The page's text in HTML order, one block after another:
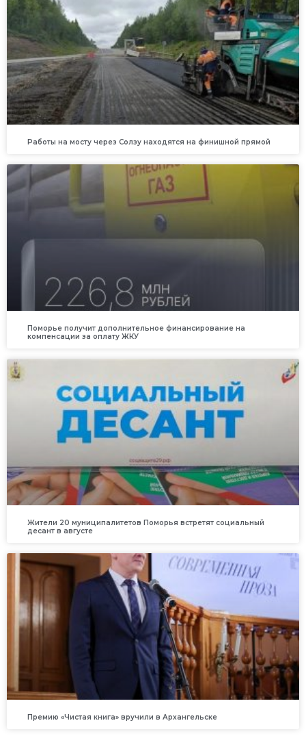
Работы на мосту через Солзу находятся на финишной прямой
Поморье получит дополнительное финансирование на
компенсации за оплату ЖКУ
Жители 20 муниципалитетов Поморья встретят социальный
десант в августе
Премию «Чистая книга» вручили в Архангельске